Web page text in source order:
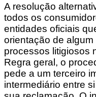
A resolução
todos os
entidades oficiais
orientação de
processos litigiosos
Regra geral, o
pede a um terceiro
intermediário entre